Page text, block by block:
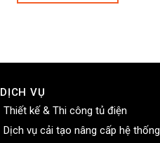
DỊCH VỤ
Thiết kế & Thi công tủ điện
Dịch vụ cải tạo nâng cấp hệ thống